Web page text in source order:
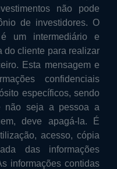
não pode
de investidores. O
um intermediário e
do cliente para realizar
Esta mensagem e
confidenciais
específicos, sendo
não seja a pessoa a
deve apagá-la. É
acesso, cópia
das informações
informações contidas